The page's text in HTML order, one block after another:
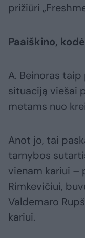
prižiūri
Paaiškino,
A. Beinoras
situaciją viešai
metams nuo
Anot jo, tai
tarnybos
vienam kariui –
Rimkevičiui,
Valdemaro
kariui.